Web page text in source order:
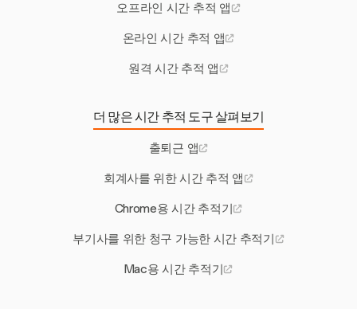
오프라인 시간 추적 앱
온라인 시간 추적 앱
원격 시간 추적 앱
더 많은 시간 추적 도구 살펴보기
출퇴근 앱
회계사를 위한 시간 추적 앱
Chrome용 시간 추적기
부기사를 위한 청구 가능한 시간 추적기
Mac용 시간 추적기